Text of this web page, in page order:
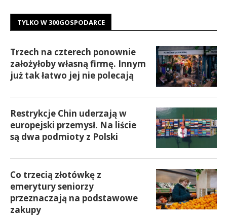
TYLKO W 300GOSPODARCE
Trzech na czterech ponownie
założyłoby własną firmę. Innym
już tak łatwo jej nie polecają
Restrykcje Chin uderzają w
europejski przemysł. Na liście
są dwa podmioty z Polski
Co trzecią złotówkę z
emerytury seniorzy
przeznaczają na podstawowe
zakupy